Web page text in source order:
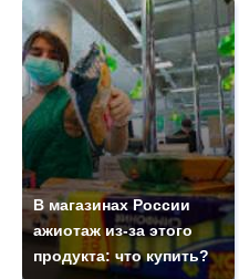
В магазинах России
ажиотаж из-за этого
продукта: что купить?